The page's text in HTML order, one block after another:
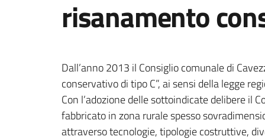
risanamento
Dall’anno 2013 il Consiglio comunale di
conservativo di tipo C”, ai sensi della legge
Con l’adozione delle sottoindicate delibere il
fabbricato in zona rurale spesso
attraverso tecnologie, tipologie costruttive,